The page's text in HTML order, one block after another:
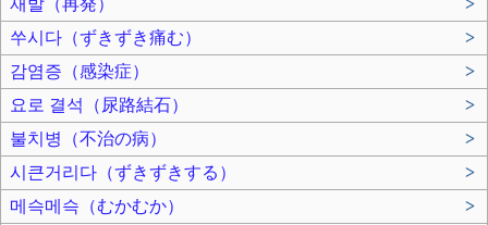
재발（再発）
>
쑤시다（ずきずき痛む）
>
감염증（感染症）
>
요로 결석（尿路結石）
>
불치병（不治の病）
>
시큰거리다（ずきずきする）
>
메슥메슥（むかむか）
>